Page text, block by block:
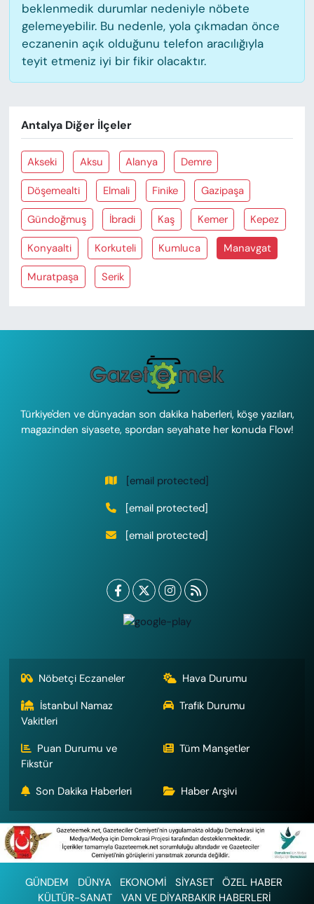
beklenmedik durumlar nedeniyle nöbete
gelemeyebilir. Bu nedenle, yola çıkmadan önce
eczanenin açık olduğunu telefon aracılığıyla
teyit etmeniz iyi bir fikir olacaktır.
Antalya Diğer İlçeler
Akseki Aksu Alanya Demre
Döşemealti Elmali Finike Gazipaşa
Gündoğmuş İbradi Kaş Kemer Kepez
Konyaalti Korkuteli Kumluca Manavgat
Muratpaşa Serik
Türkiye'den ve dünyadan son dakika haberleri, köşe yazıları,
magazinden siyasete, spordan seyahate her konuda Flow!
[email protected]
[email protected]
[email protected]
Nöbetçi Eczaneler
Hava Durumu
İstanbul Namaz
Vakitleri
Trafik Durumu
Puan Durumu ve
Fikstür
Tüm Manşetler
Son Dakika Haberleri Haber Arşivi
GÜNDEM DÜNYA EKONOMİ SİYASET
ÖZEL HABER
KÜLTÜR-SANAT
VAN VE DİYARBAKIR HABERLERİ